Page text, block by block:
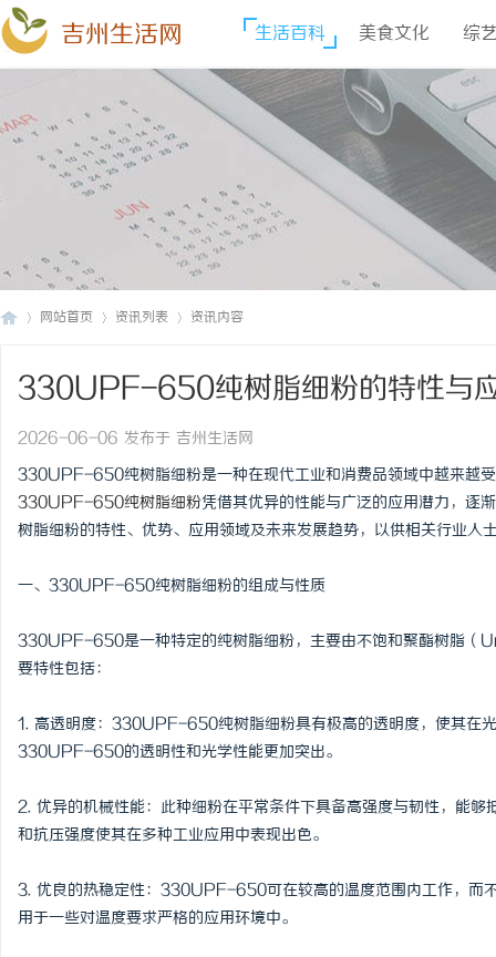
吉州生活网 生活百科 美食文化 综
网站首页 资讯列表 资讯内容
330UPF-650纯树脂细粉的特性与
2026-06-06 发布于 吉州生活网
330UPF-650纯树脂细粉是一种在现代工业和消费品领域中越来越
330UPF-650纯树脂细粉凭借其优异的性能与广泛的应用潜力，
树脂细粉的特性、优势、应用领域及未来发展趋势，以供相关行业人
一、330UPF-650纯树脂细粉的组成与性质
330UPF-650是一种特定的纯树脂细粉，主要由不饱和聚酯树脂
要特性包括：
1. 高透明度：330UPF-650纯树脂细粉具有极高的透明度，使其在
330UPF-650的透明性和光学性能更加突出。
2. 优异的机械性能：此种细粉在平常条件下具备高强度与韧性，能
和抗压强度使其在多种工业应用中表现出色。
3. 优良的热稳定性：330UPF-650可在较高的温度范围内工作，而
用于一些对温度要求严格的应用环境中。